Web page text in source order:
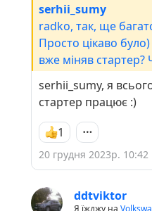
serhii_sumy
radko, так, ще
Просто цікаво
вже міняв
serhii_sumy, я
стартер працює :)
1
20 грудня 2023р. 10:42
ddtviktor
Я їжджу на